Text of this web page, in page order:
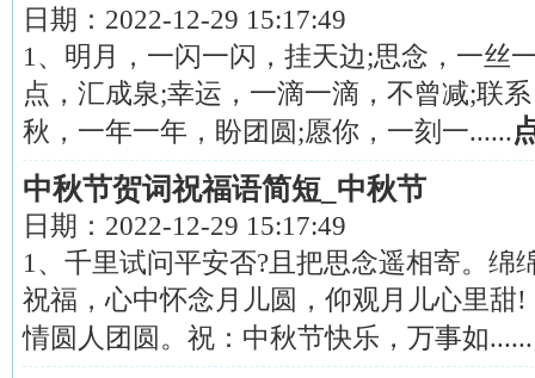
日期： 2022-12-29 15:17:49
1、明月，一闪一闪，挂天边;思念，一丝
点，汇成泉;幸运，一滴一滴，不曾减;联
秋，一年一年，盼团圆;愿你，一刻一......
中秋节贺词祝福语简短_中秋节
日期： 2022-12-29 15:17:49
1、千里试问平安否?且把思念遥相寄。绵
祝福，心中怀念月儿圆，仰观月儿心里甜
情圆人团圆。祝：中秋节快乐，万事如......